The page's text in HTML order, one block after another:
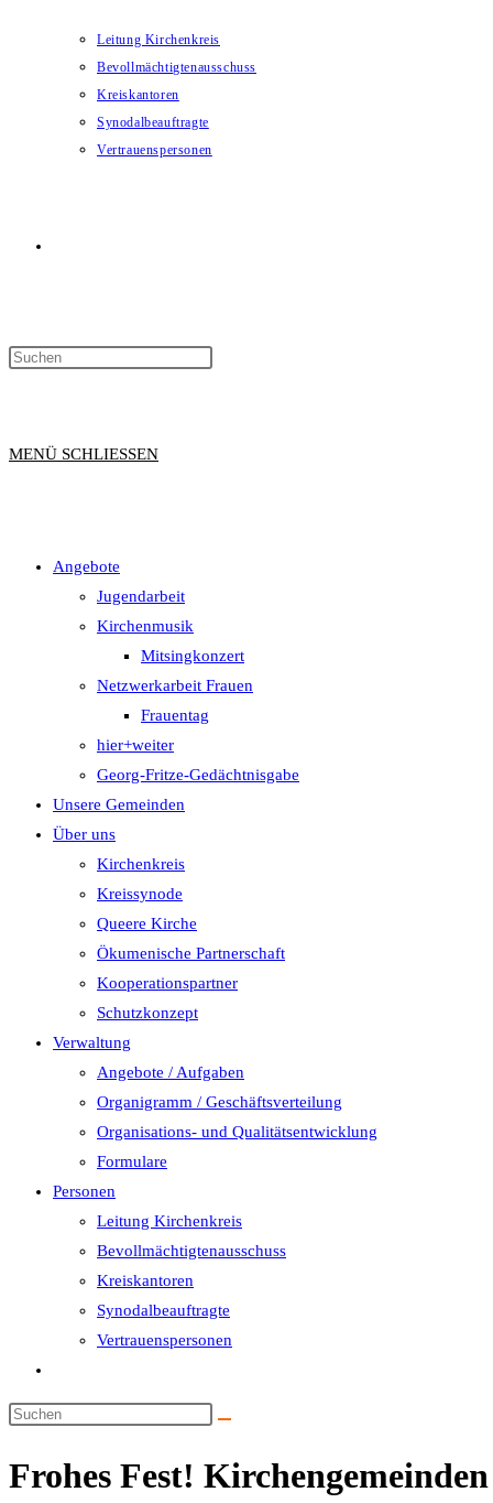
Leitung Kirchenkreis
Bevollmächtigtenausschuss
Kreiskantoren
Synodalbeauftragte
Vertrauenspersonen
UMSCHALTEN
MENÜ SCHLIESSEN
Angebote
Jugendarbeit
Kirchenmusik
Mitsingkonzert
Netzwerkarbeit Frauen
Frauentag
hier+weiter
Georg-Fritze-Gedächtnisgabe
Unsere Gemeinden
Über uns
Kirchenkreis
Kreissynode
Queere Kirche
Ökumenische Partnerschaft
Kooperationspartner
Schutzkonzept
Verwaltung
Angebote / Aufgaben
Organigramm / Geschäftsverteilung
Organisations- und Qualitätsentwicklung
Formulare
Personen
Leitung Kirchenkreis
Bevollmächtigtenausschuss
Kreiskantoren
Synodalbeauftragte
Vertrauenspersonen
umschalten
Frohes Fest!